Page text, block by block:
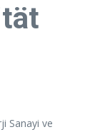
Sanayi ve